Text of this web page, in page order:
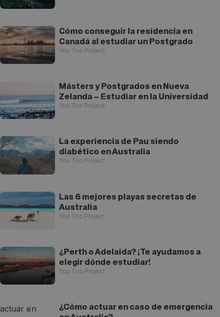
Cómo conseguir la residencia en
Canadá al estudiar un Postgrado
You Too Project
Másters y Postgrados en Nueva
Zelanda – Estudiar en la Universidad
You Too Project
La experiencia de Pau siendo
diabético en Australia
You Too Project
Las 6 mejores playas secretas de
Australia
You Too Project
¿Perth o Adelaida? ¡Te ayudamos a
elegir dónde estudiar!
You Too Project
¿Cómo actuar en caso de emergencia